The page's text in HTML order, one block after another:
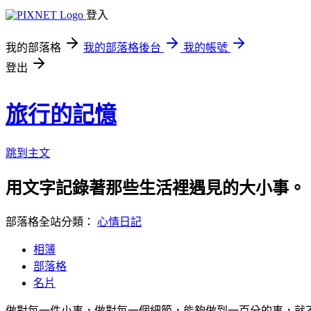
登入
我的部落格 我的部落格後台
我的帳號
登出
旅行的記憶
跳到主文
用文字記錄著那些生活裡遇見的大小事。
部落格全站分類： 心情日記
相簿
部落格
名片